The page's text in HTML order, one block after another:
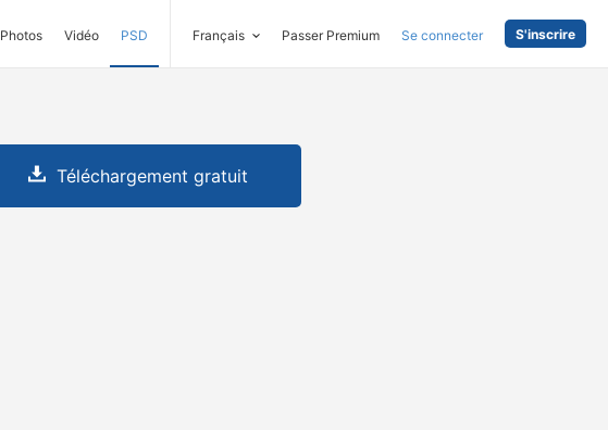
Photos Vidéo PSD Français Passer Premium Se connecter S'inscrire
Téléchargement gratuit